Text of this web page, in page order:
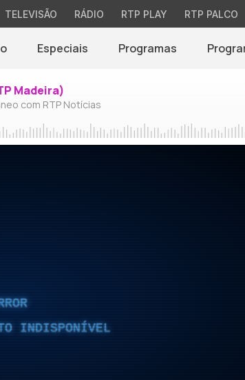
TELEVISÃO RÁDIO RTP PLAY RTP PALCO
Especiais Programas
Madeira)
com RTP Notícias
INDISPONÍVEL